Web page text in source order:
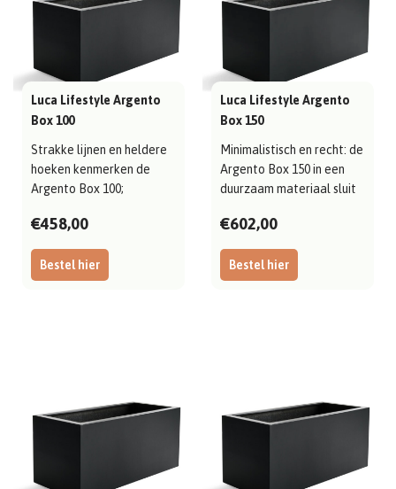
Luca Lifestyle Argento
Box 100
Strakke lijnen en heldere
hoeken kenmerken de
Argento Box 100;
Bestel hier
€458,00
Luca Lifestyle Argento
Box 150
Minimalistisch en recht: de
Argento Box 150 in een
duurzaam materiaal sluit
Bestel hier
€602,00